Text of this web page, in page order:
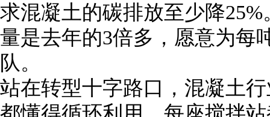
求混凝土的碳排放至少降25%
量是去年的3倍多，愿意为每
队。
站在转型十字路口，混凝土